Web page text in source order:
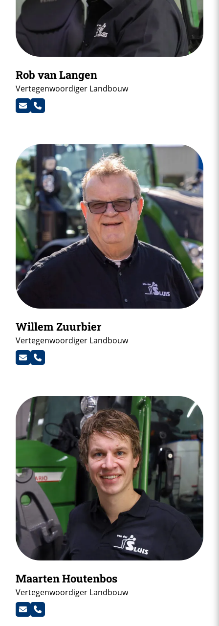
Rob van Langen
Vertegenwoordiger Landbouw
Willem Zuurbier
Vertegenwoordiger Landbouw
Maarten Houtenbos
Vertegenwoordiger Landbouw